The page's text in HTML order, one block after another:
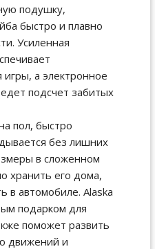
подушку,
быстро и плавно
Усиленная
игры, а электронное
подсчет забитых
пол, быстро
без лишних
в сложенном
хранить его дома,
в автомобиле. Alaska
подарком для
поможет развить
движений и